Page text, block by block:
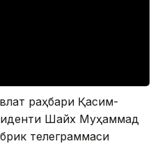
раҳбари Қасим-
Шайх Муҳаммад
телеграммаси